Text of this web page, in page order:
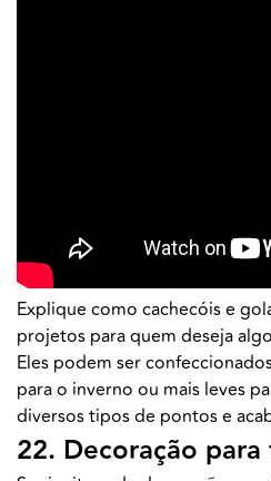
Explique como cachecóis e
projetos para quem deseja
Eles podem ser
para o inverno ou mais leves
diversos tipos de pontos e
22. Decoração para